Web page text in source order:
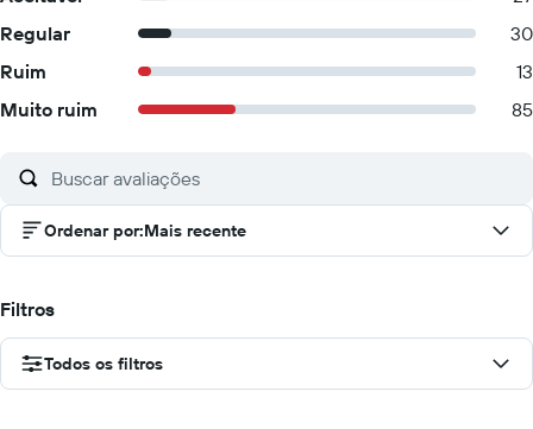
Regular
30
Ruim
13
Muito ruim
85
Ordenar por:Mais recente
Filtros
Todos os filtros